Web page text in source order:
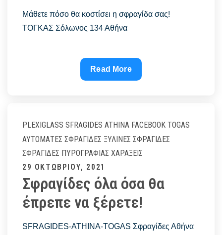
Μάθετε πόσο θα κοστίσει η σφραγίδα σας!
ΤΟΓΚΑΣ Σόλωνος 134 Αθήνα
Μάθετε
πόσο
η
ΤΟΓΚΑΣ
–
Sfragides
Athina
–
Σφραγίδες
Read More
PLEXIGLASS SFRAGIDES ATHINA FACEBOOK TOGAS
ΑΥΤΌΜΑΤΕΣ ΣΦΡΑΓΊΔΕΣ ΞΎΛΙΝΕΣ ΣΦΡΑΓΊΔΕΣ
ΣΦΡΑΓΊΔΕΣ ΠΥΡΟΓΡΑΦΊΑΣ ΧΑΡΆΞΕΙΣ
Posted
on
29 ΟΚΤΩΒΡΊΟΥ, 2021
Σφραγίδες όλα όσα θα
έπρεπε να ξέρετε!
SFRAGIDES-ATHINA-TOGAS Σφραγίδες Αθήνα